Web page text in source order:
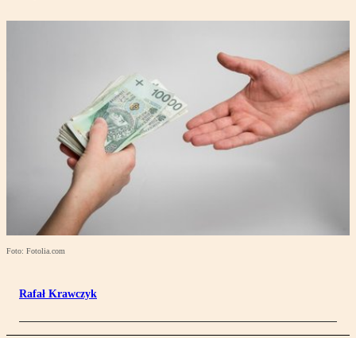
Foto: Fotolia.com
Rafał Krawczyk